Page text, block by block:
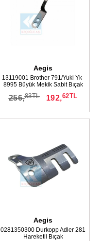
Aegis
13119001 Brother 791/Yuki Yk-
8995 Büyük Mekik Sabit Bıçak
256,83TL 192,62TL
Aegis
0281350300 Durkopp Adler 281
Hareketli Bıçak